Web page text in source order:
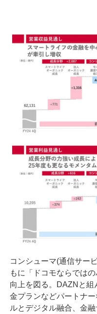
コンシューマ(通信サー
もに「ドコモならでは
向上を図る。DAZNと
金プランなどパートナ
ルとデジタル融合、金